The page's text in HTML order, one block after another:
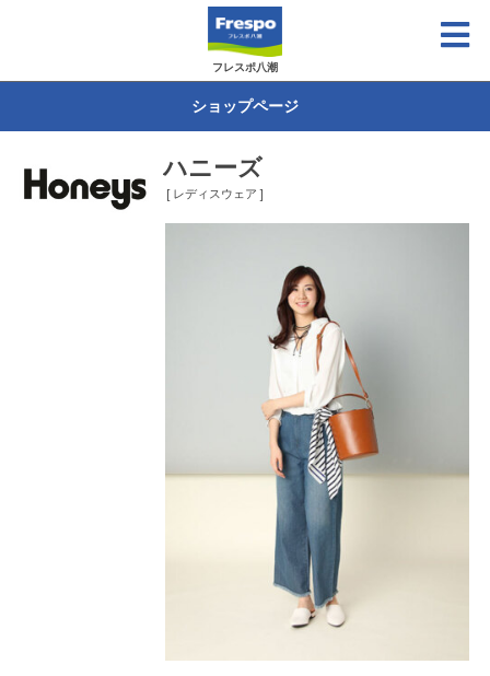
フレスポ八潮
ショップページ
ハニーズ
[ レディスウェア ]